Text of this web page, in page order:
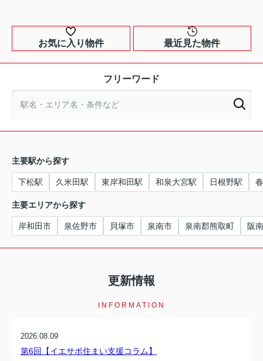
お気に入り物件 最近見た物件
フリーワード
主要駅から探す
下松駅 久米田駅 東岸和田駅 和泉大宮駅 日根野駅
主要エリアから探す
岸和田市 泉佐野市 貝塚市 泉南市 泉南郡熊取町 阪
更新情報
INFORMATION
2026.08.09
第6回【イエサポ住まい支援コラム】